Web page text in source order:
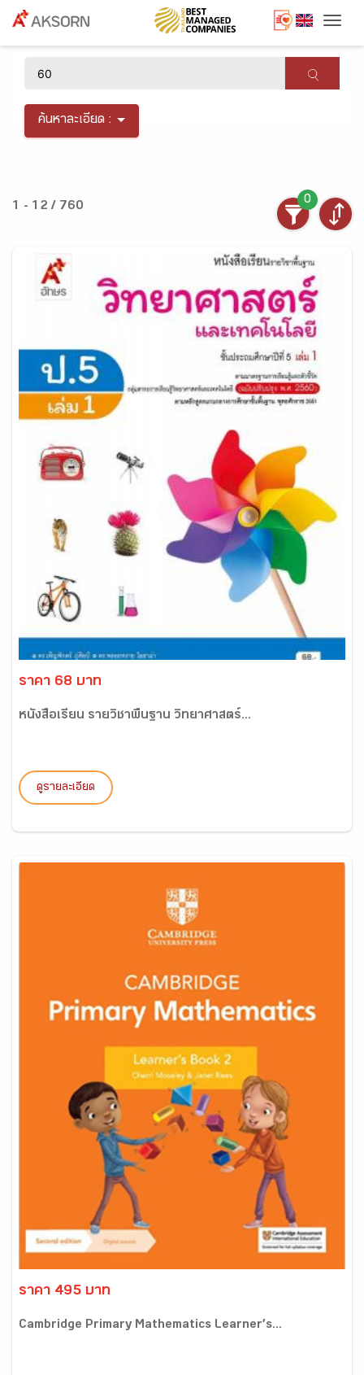
ค้นหาละเอียด :
1 - 12 / 760
0
ราคา 68 บาท
หนังสือเรียน รายวิชาพื้นฐาน วิทยาศาสตร์...
ดูรายละเอียด
ราคา 495 บาท
Cambridge Primary Mathematics Learner’s...